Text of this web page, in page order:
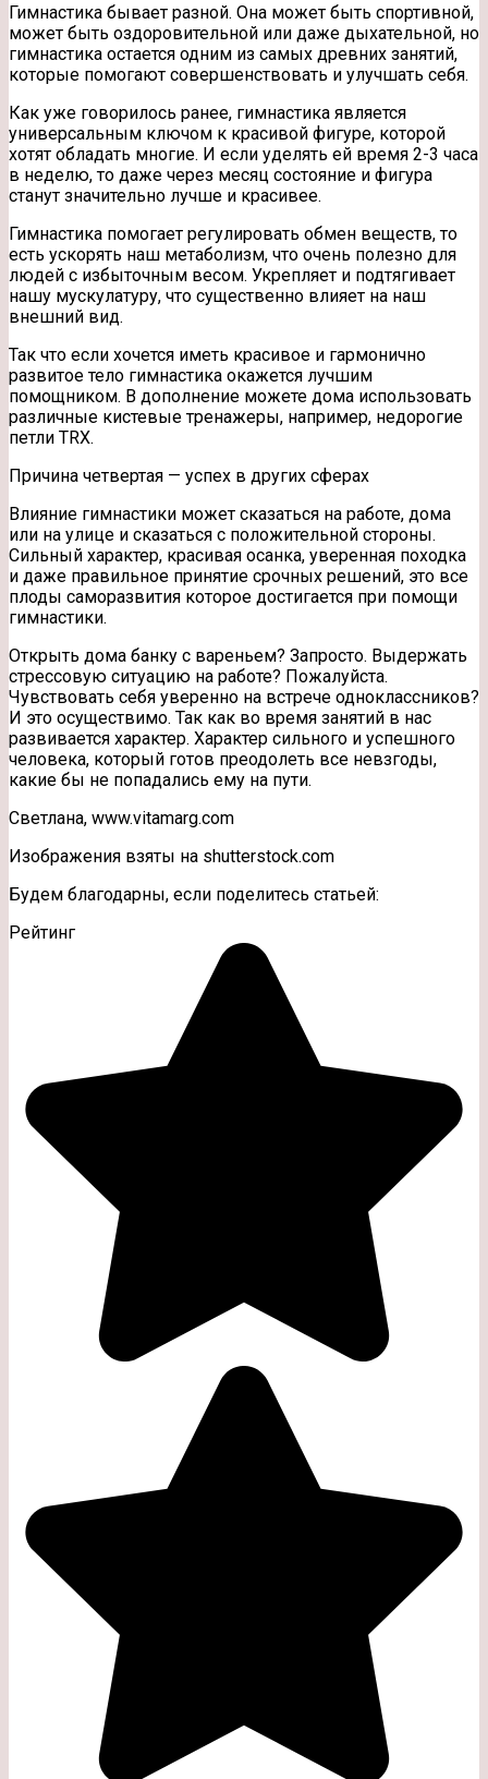
Гимнастика бывает разной. Она может быть спортивной,
может быть оздоровительной или даже дыхательной, но
гимнастика остается одним из самых древних занятий,
которые помогают совершенствовать и улучшать себя.
Как уже говорилось ранее, гимнастика является
универсальным ключом к красивой фигуре, которой
хотят обладать многие. И если уделять ей время 2-3 часа
в неделю, то даже через месяц состояние и фигура
станут значительно лучше и красивее.
Гимнастика помогает регулировать обмен веществ, то
есть ускорять наш метаболизм, что очень полезно для
людей с избыточным весом. Укрепляет и подтягивает
нашу мускулатуру, что существенно влияет на наш
внешний вид.
Так что если хочется иметь красивое и гармонично
развитое тело гимнастика окажется лучшим
помощником. В дополнение можете дома использовать
различные кистевые тренажеры, например, недорогие
петли TRX.
Причина четвертая — успех в других сферах
Влияние гимнастики может сказаться на работе, дома
или на улице и сказаться с положительной стороны.
Сильный характер, красивая осанка, уверенная походка
и даже правильное принятие срочных решений, это все
плоды саморазвития которое достигается при помощи
гимнастики.
Открыть дома банку с вареньем? Запросто. Выдержать
стрессовую ситуацию на работе? Пожалуйста.
Чувствовать себя уверенно на встрече одноклассников?
И это осуществимо. Так как во время занятий в нас
развивается характер. Характер сильного и успешного
человека, который готов преодолеть все невзгоды,
какие бы не попадались ему на пути.
Светлана, www.vitamarg.com
Изображения взяты на shutterstock.com
Будем благодарны, если поделитесь статьей:
Рейтинг